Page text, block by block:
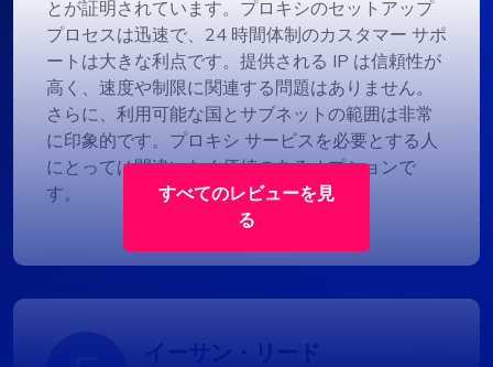
とが証明されています。プロキシのセットアップ
プロセスは迅速で、24 時間体制のカスタマー サポ
ートは大きな利点です。提供される IP は信頼性が
高く、速度や制限に関連する問題はありません。
さらに、利用可能な国とサブネットの範囲は非常
に印象的です。プロキシ サービスを必要とする人
にとっては間違いなく価値のあるオプションで
す。
イーサン・リード
すべてのレビューを見
る